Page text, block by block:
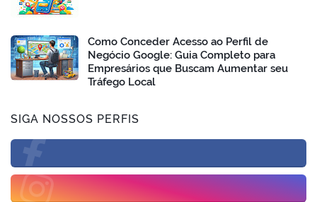
Como Conceder Acesso ao Perfil de
Negócio Google: Guia Completo para
Empresários que Buscam Aumentar seu
Tráfego Local
SIGA NOSSOS PERFIS